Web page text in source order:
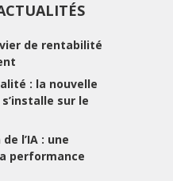
de rentabilité
: la nouvelle
sur le
l’IA : une
performance